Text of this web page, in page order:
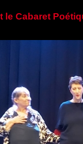
le Cabaret